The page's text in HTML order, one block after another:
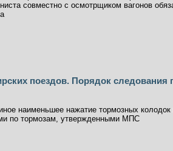
совместно с осмотрщиком вагонов
поездов. Порядок следования
наименьшее нажатие тормозных колодок
по тормозам, утвержденными МПС